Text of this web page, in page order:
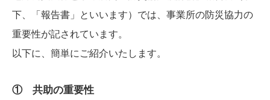
下、「報告書」といいます）では、事業所の防災協力の
重要性が記されています。
以下に、簡単にご紹介いたします。
① 共助の重要性